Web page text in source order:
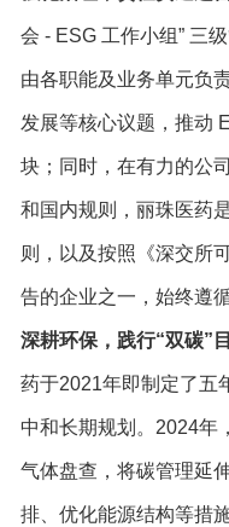
会 - ESG 工作小组” 三
由各职能及业务单元负
发展等核心议题，推动
块；同时，在有力的公
和国内规则，丽珠医药
则，以及按照《深交所
告的企业之一，始终遵
深耕环保，践行“双碳”
药于2021年即制定了五
中和长期规划。2024年
气体盘查，将碳管理延
排、优化能源结构等措